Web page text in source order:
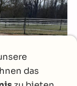
das